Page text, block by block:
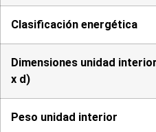
Clasificación energética
Dimensiones unidad
x d)
Peso unidad interior